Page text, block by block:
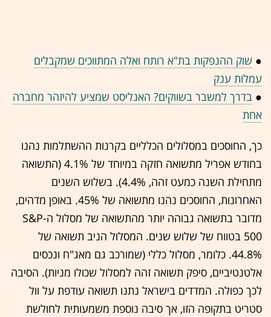
● שוק ההנפקות בת"א רותח ואלה המתווכים שמקבלים
עמלות ענק
● בדרך למשבר בשווקים? האנליסט שמציע להיזהר מחברה
אחת
כך, החוסכים במסלולים הכלליים בקרנות ההשתלמות נהנו
בחודש אפריל מתשואה חזקה במיוחד של 4.1% (התשואה
מתחילת השנה כמעט זהה, 4.4%). בשלוש השנים
האחרונות, החוסכים נהנו מתשואה של 45%. באופן מדהים,
מדובר בתשואה גבוהה יותר מהתשואה של מסלול ה-S&P
500 בטווח של שלוש שנים. המסלול הניב תשואה של
44.8%. כלומר, מסלול כללי (שמורכב גם מאג"ח ונכסים
אלטנטיביים, סיפק תשואה זהה למסלול שכולו מניות). הסיבה
לכך כפולה. המדדים בישראל נתנו תשואה עודפת על וול
סטריט בתקופה הזו, אך סיבה נוספת משמעותית לחולשת